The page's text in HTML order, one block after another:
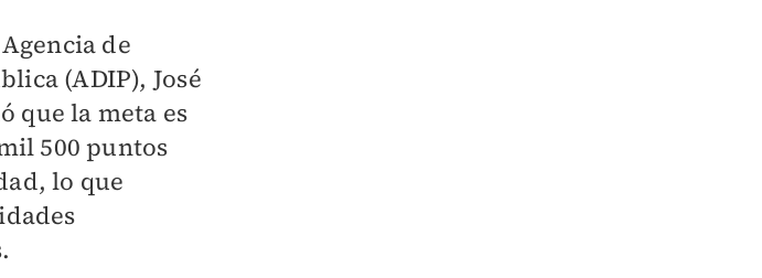
de
(ADIP), José
que la meta es
500 puntos
lo que